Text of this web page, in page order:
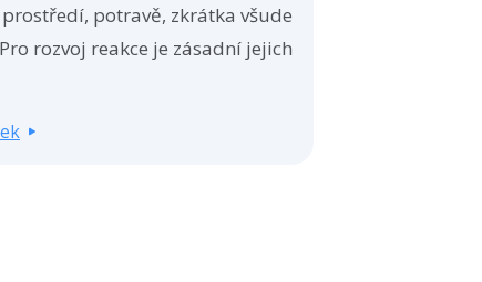
potravě, zkrátka všude
rozvoj reakce je zásadní jejich